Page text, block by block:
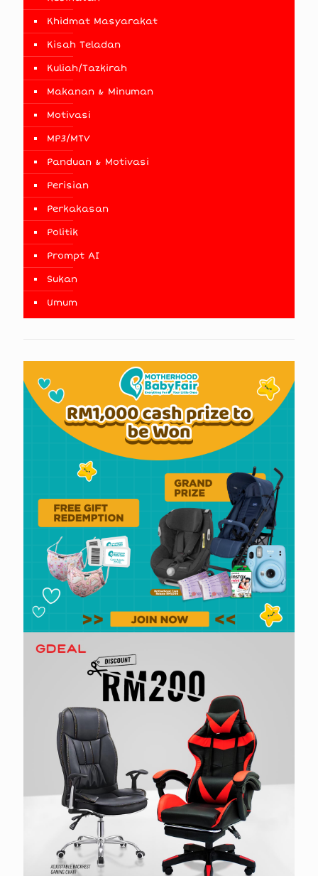
Khidmat Masyarakat
Kisah Teladan
Kuliah/Tazkirah
Makanan & Minuman
Motivasi
MP3/MTV
Panduan & Motivasi
Perisian
Perkakasan
Politik
Prompt AI
Sukan
Umum